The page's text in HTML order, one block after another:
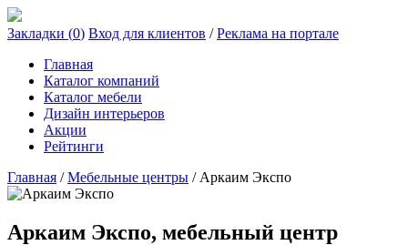
Закладки (0) Вход для клиентов /Реклама на портале
Главная
Каталог компаний
Каталог мебели
Дизайн интерьеров
Акции
Рейтинги
Главная /Мебельные центры / Аркаим Экспо
Аркаим Экспо, мебельный центр